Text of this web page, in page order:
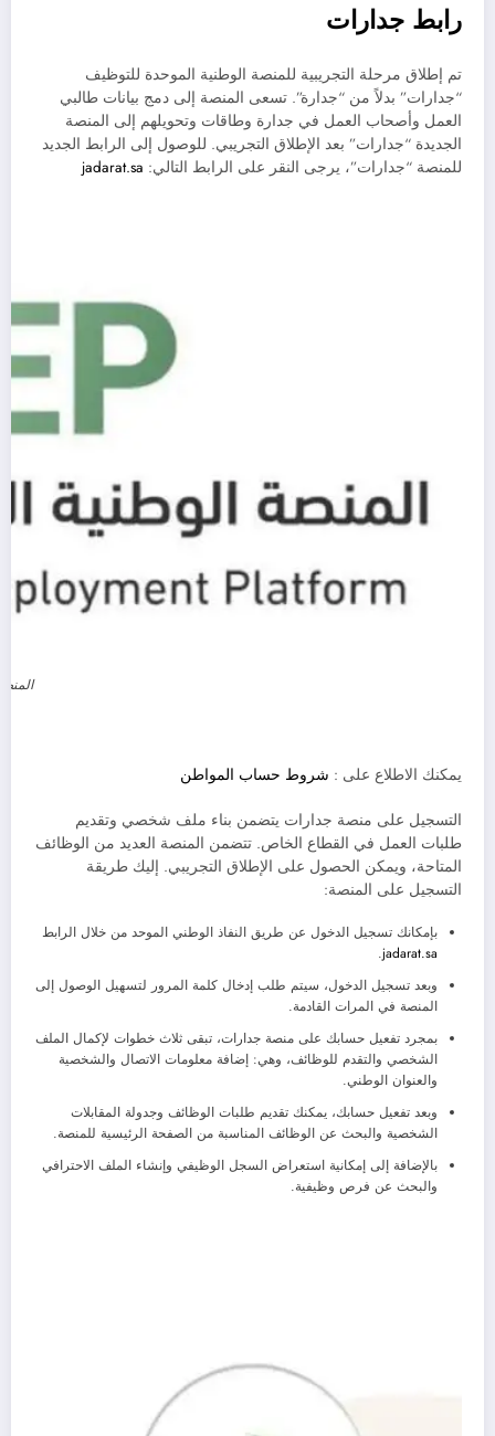
رابط جدارات
تم إطلاق مرحلة التجريبية للمنصة الوطنية الموحدة للتوظيف
“جدارات” بدلاً من “جدارة”. تسعى المنصة إلى دمج بيانات طالبي
العمل وأصحاب العمل في جدارة وطاقات وتحويلهم إلى المنصة
الجديدة “جدارات” بعد الإطلاق التجريبي. للوصول إلى الرابط الجديد
للمنصة “جدارات”، يرجى النقر على الرابط التالي: jadarat.sa
يمكنك الاطلاع على : شروط حساب المواطن
التسجيل على منصة جدارات يتضمن بناء ملف شخصي وتقديم
طلبات العمل في القطاع الخاص. تتضمن المنصة العديد من الوظائف
المتاحة، ويمكن الحصول على الإطلاق التجريبي. إليك طريقة
التسجيل على المنصة:
بإمكانك تسجيل الدخول عن طريق النفاذ الوطني الموحد من خلال الرابط
jadarat.sa
.
وبعد تسجيل الدخول، سيتم طلب إدخال كلمة المرور لتسهيل الوصول إلى
المنصة في المرات القادمة.
بمجرد تفعيل حسابك على منصة جدارات، تبقى ثلاث خطوات لإكمال الملف
الشخصي والتقدم للوظائف، وهي: إضافة معلومات الاتصال والشخصية
والعنوان الوطني.
وبعد تفعيل حسابك، يمكنك تقديم طلبات الوظائف وجدولة المقابلات
الشخصية والبحث عن الوظائف المناسبة من الصفحة الرئيسية للمنصة.
بالإضافة إلى إمكانية استعراض السجل الوظيفي وإنشاء الملف الاحترافي
والبحث عن فرص وظيفية.